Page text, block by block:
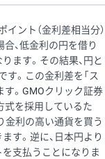
ント（金利差相当分）
、低金利の円を借り
ます。その結果、円と
。この金利差を「ス
す。GMOクリック証券
式を採用しているた
金利の高い通貨を買う
す。逆に、日本円より
支払うことになりま